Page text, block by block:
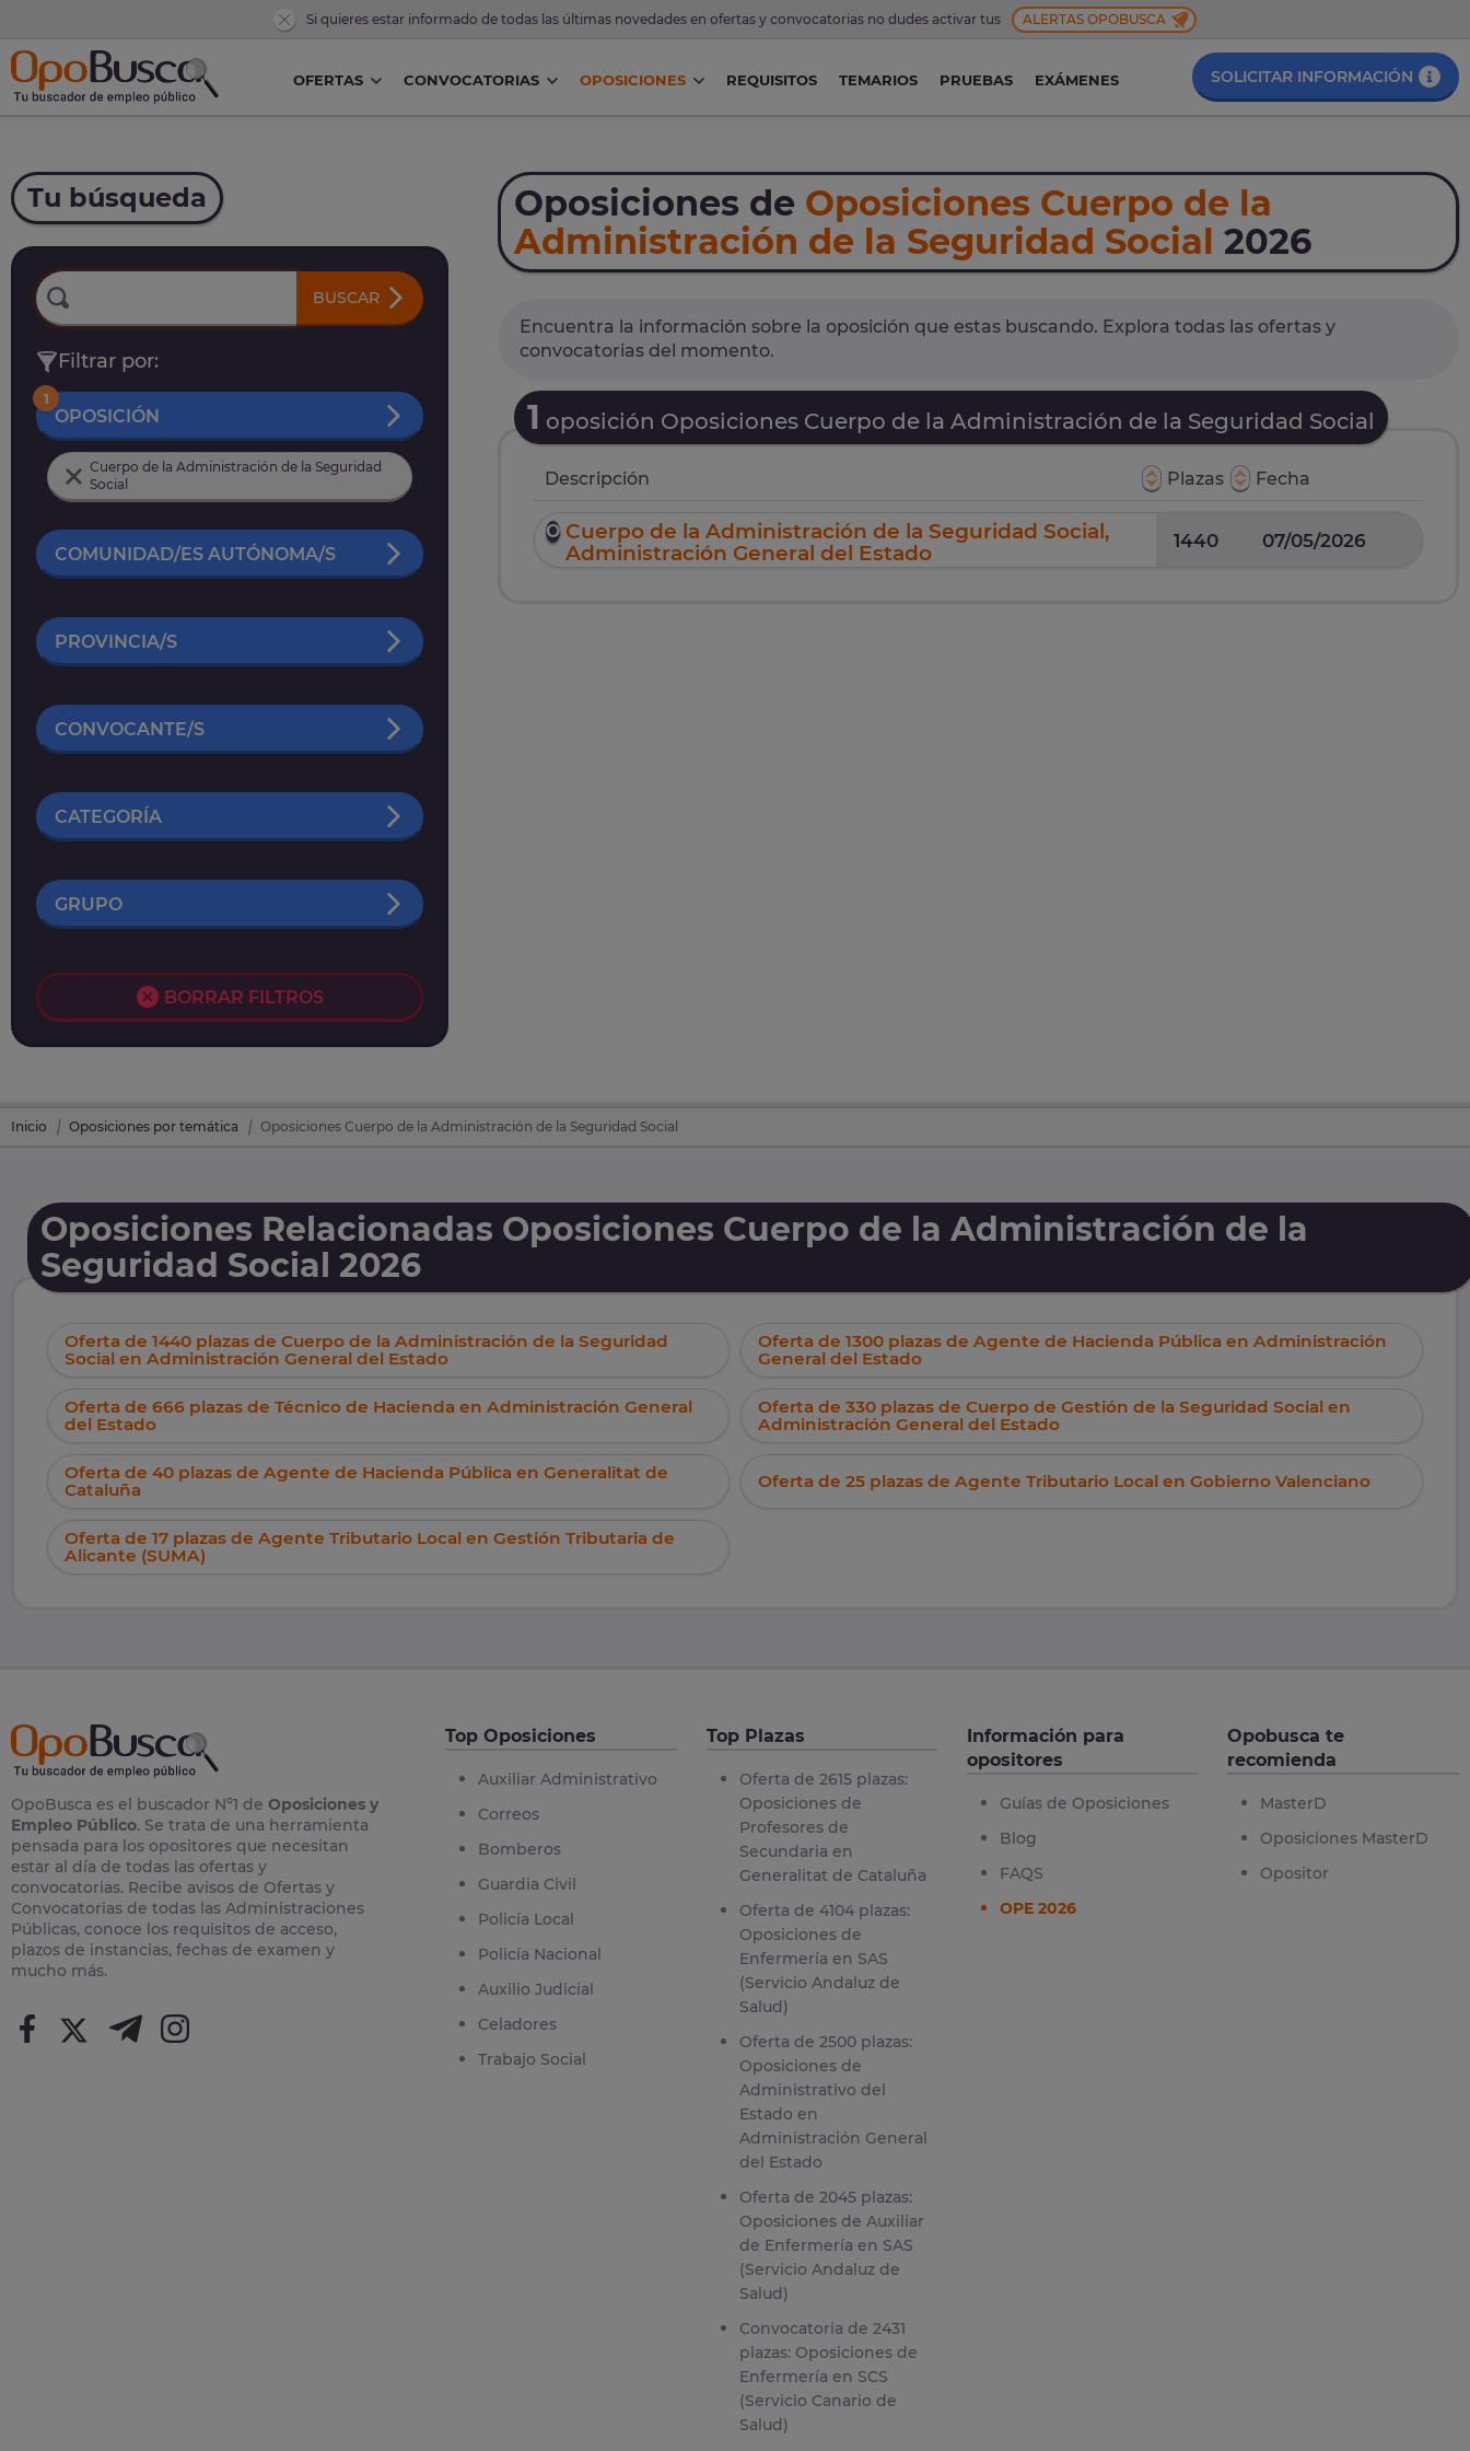
Si quieres estar informado de todas las últimas novedades en ofertas y convocatorias no dudes activar tus ALERTAS OPOBUSCA
OFERTAS CONVOCATORIAS OPOSICIONES REQUISITOS TEMARIOS PRUEBAS EXÁMENES SOLICITAR INFORMACIÓN
Tu búsqueda
BUSCAR
Filtrar por:
OPOSICIÓN
1
Cuerpo de la Administración de la Seguridad
Social
COMUNIDAD/ES AUTÓNOMA/S
PROVINCIA/S
CONVOCANTE/S
CATEGORÍA
GRUPO
BORRAR FILTROS
Oposiciones de Oposiciones Cuerpo de la
Administración de la Seguridad Social 2026
Encuentra la información sobre la oposición que estas buscando. Explora todas las ofertas y
convocatorias del momento.
1 oposición Oposiciones Cuerpo de la Administración de la Seguridad Social
Descripción Plazas Fecha
Cuerpo de la Administración de la Seguridad Social,
Administración General del Estado
1440 07/05/2026
Inicio Oposiciones por temática Oposiciones Cuerpo de la Administración de la Seguridad Social
Oposiciones Relacionadas Oposiciones Cuerpo de la Administración de la
Seguridad Social 2026
Oferta de 1440 plazas de Cuerpo de la Administración de la Seguridad
Social en Administración General del Estado
Oferta de 1300 plazas de Agente de Hacienda Pública en Administración
General del Estado
Oferta de 666 plazas de Técnico de Hacienda en Administración General
del Estado
Oferta de 330 plazas de Cuerpo de Gestión de la Seguridad Social en
Administración General del Estado
Oferta de 40 plazas de Agente de Hacienda Pública en Generalitat de
Cataluña
Oferta de 25 plazas de Agente Tributario Local en Gobierno Valenciano
Oferta de 17 plazas de Agente Tributario Local en Gestión Tributaria de
Alicante (SUMA)
OpoBusca es el buscador Nº1 de Oposiciones y
Empleo Público. Se trata de una herramienta
pensada para los opositores que necesitan
estar al día de todas las ofertas y
convocatorias. Recibe avisos de Ofertas y
Convocatorias de todas las Administraciones
Públicas, conoce los requisitos de acceso,
plazos de instancias, fechas de examen y
mucho más.
Top Oposiciones
Auxiliar Administrativo
Correos
Bomberos
Guardia Civil
Policía Local
Policía Nacional
Auxilio Judicial
Celadores
Trabajo Social
Top Plazas
Oferta de 2615 plazas:
Oposiciones de
Profesores de
Secundaria en
Generalitat de Cataluña
Oferta de 4104 plazas:
Oposiciones de
Enfermería en SAS
(Servicio Andaluz de
Salud)
Oferta de 2500 plazas:
Oposiciones de
Administrativo del
Estado en
Administración General
del Estado
Oferta de 2045 plazas:
Oposiciones de Auxiliar
de Enfermería en SAS
(Servicio Andaluz de
Salud)
Convocatoria de 2431
plazas: Oposiciones de
Enfermería en SCS
(Servicio Canario de
Salud)
Información para
opositores
Guías de Oposiciones
Blog
FAQS
OPE 2026
Opobusca te
recomienda
MasterD
Oposiciones MasterD
Opositor